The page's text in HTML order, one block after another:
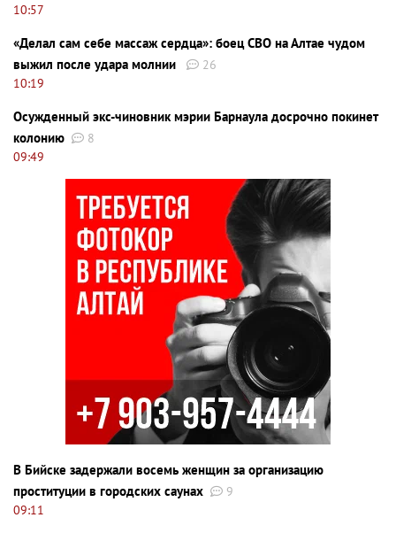
10:57
«Делал сам себе массаж сердца»: боец СВО на Алтае чудом
выжил после удара молнии
26
10:19
Осужденный экс-чиновник мэрии Барнаула досрочно покинет
колонию
8
09:49
В Бийске задержали восемь женщин за организацию
проституции в городских саунах
9
09:11